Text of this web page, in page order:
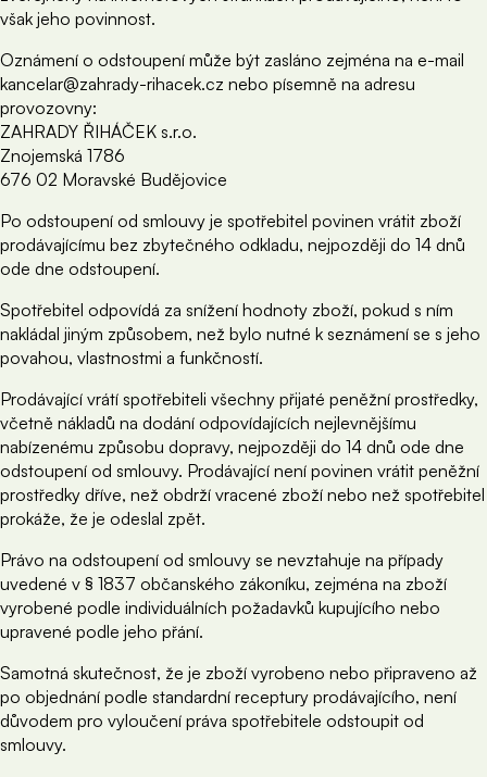
však jeho povinnost.
Oznámení o odstoupení může být zasláno zejména na e-mail
kancelar@zahrady-rihacek.cz nebo písemně na adresu
provozovny:
ZAHRADY ŘIHÁČEK s.r.o.
Znojemská 1786
676 02 Moravské Budějovice
Po odstoupení od smlouvy je spotřebitel povinen vrátit zboží
prodávajícímu bez zbytečného odkladu, nejpozději do 14 dnů
ode dne odstoupení.
Spotřebitel odpovídá za snížení hodnoty zboží, pokud s ním
nakládal jiným způsobem, než bylo nutné k seznámení se s jeho
povahou, vlastnostmi a funkčností.
Prodávající vrátí spotřebiteli všechny přijaté peněžní prostředky,
včetně nákladů na dodání odpovídajících nejlevnějšímu
nabízenému způsobu dopravy, nejpozději do 14 dnů ode dne
odstoupení od smlouvy. Prodávající není povinen vrátit peněžní
prostředky dříve, než obdrží vracené zboží nebo než spotřebitel
prokáže, že je odeslal zpět.
Právo na odstoupení od smlouvy se nevztahuje na případy
uvedené v § 1837 občanského zákoníku, zejména na zboží
vyrobené podle individuálních požadavků kupujícího nebo
upravené podle jeho přání.
Samotná skutečnost, že je zboží vyrobeno nebo připraveno až
po objednání podle standardní receptury prodávajícího, není
důvodem pro vyloučení práva spotřebitele odstoupit od
smlouvy.